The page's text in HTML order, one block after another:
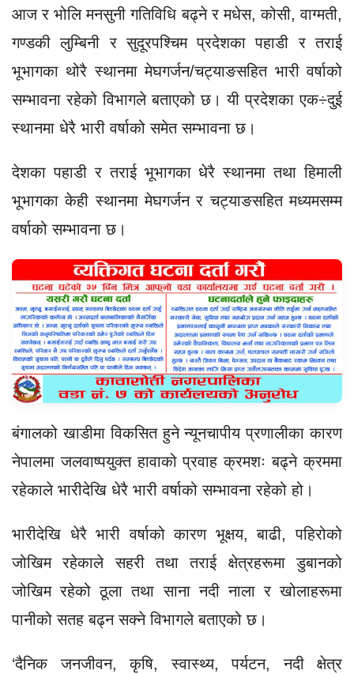
आज र भोलि मनसुनी गतिविधि बढ्ने र मधेस, कोसी, वाग्मती,
गण्डकी लुम्बिनी र सुदूरपश्चिम प्रदेशका पहाडी र तराई
भूभागका थोरै स्थानमा मेघगर्जन/चट्याङसहित भारी वर्षाको
सम्भावना रहेको विभागले बताएको छ। यी प्रदेशका एक÷दुई
स्थानमा धेरै भारी वर्षाको समेत सम्भावना छ।
देशका पहाडी र तराई भूभागका धेरै स्थानमा तथा हिमाली
भूभागका केही स्थानमा मेघगर्जन र चट्याङसहित मध्यमसम्म
वर्षाको सम्भावना छ।
बंगालको खाडीमा विकसित हुने न्यूनचापीय प्रणालीका कारण
नेपालमा जलवाष्पयुक्त हावाको प्रवाह क्रमशः बढ्ने क्रममा
रहेकाले भारीदेखि धेरै भारी वर्षाको सम्भावना रहेको हो।
भारीदेखि धेरै भारी वर्षाको कारण भूक्षय, बाढी, पहिरोको
जोखिम रहेकाले सहरी तथा तराई क्षेत्रहरूमा डुबानको
जोखिम रहेको ठूला तथा साना नदी नाला र खोलाहरूमा
पानीको सतह बढ्न सक्ने विभागले बताएको छ।
‘दैनिक जनजीवन, कृषि, स्वास्थ्य, पर्यटन, नदी क्षेत्र